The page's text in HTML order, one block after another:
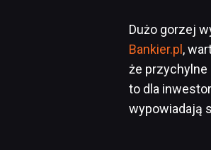
Dużo gorzej
Bankier.pl,
że przychylne
to dla
wypowiadają